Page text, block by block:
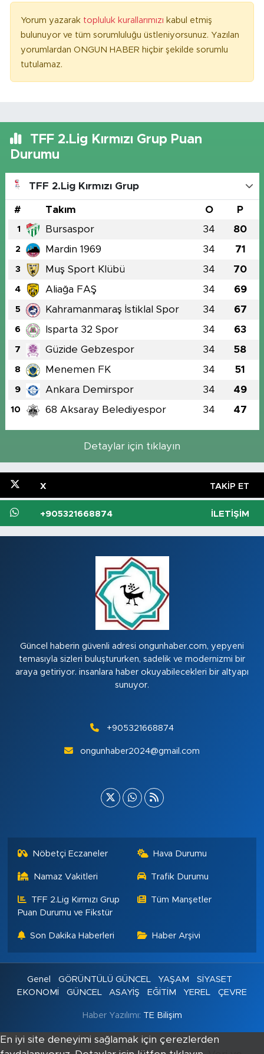
Yorum yazarak topluluk kurallarımızı kabul etmiş
bulunuyor ve tüm sorumluluğu üstleniyorsunuz. Yazılan
yorumlardan ONGUN HABER hiçbir şekilde sorumlu
tutulamaz.
TFF 2.Lig Kırmızı Grup Puan
Durumu
TFF 2.Lig Kırmızı Grup
# Takım O P
1 Bursaspor 34 80
2 Mardin 1969 34 71
3 Muş Sport Klübü 34 70
4 Aliağa FAŞ 34 69
5 Kahramanmaraş İstiklal Spor 34 67
6 Isparta 32 Spor 34 63
7 Güzide Gebzespor 34 58
8 Menemen FK 34 51
9 Ankara Demirspor 34 49
10 68 Aksaray Belediyespor 34 47
Detaylar için tıklayın
X TAKIP ET
+905321668874 İLETIŞIM
Güncel haberin güvenli adresi ongunhaber.com, yepyeni
temasıyla sizleri buluştururken, sadelik ve modernizmi bir
araya getiriyor. insanlara haber okuyabilecekleri bir altyapı
sunuyor.
+905321668874
ongunhaber2024@gmail.com
Nöbetçi Eczaneler Hava Durumu
Namaz Vakitleri Trafik Durumu
TFF 2.Lig Kırmızı Grup
Puan Durumu ve Fikstür
Tüm Manşetler
Son Dakika Haberleri Haber Arşivi
Genel GÖRÜNTÜLÜ GÜNCEL YAŞAM
SİYASET
EKONOMİ
GÜNCEL ASAYİŞ EĞİTİM YEREL ÇEVRE
Haber Yazılımı: TE Bilişim
En iyi site deneyimi sağlamak için çerezlerden